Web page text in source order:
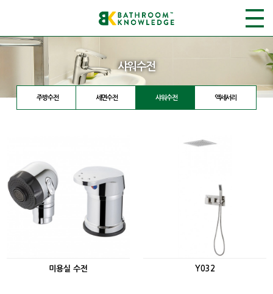
샤워수전
주방수전 세면수전 샤워수전 액세서리
미용실 수전 Y032